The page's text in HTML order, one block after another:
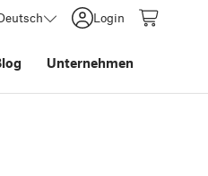
Login
Unternehmen